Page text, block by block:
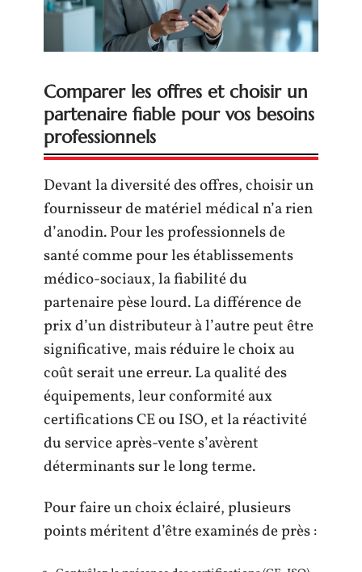
Comparer les offres et choisir un
partenaire fiable pour vos besoins
professionnels
Devant la diversité des offres, choisir un
fournisseur de matériel médical n’a rien
d’anodin. Pour les professionnels de
santé comme pour les établissements
médico-sociaux, la fiabilité du
partenaire pèse lourd. La différence de
prix d’un distributeur à l’autre peut être
significative, mais réduire le choix au
coût serait une erreur. La qualité des
équipements, leur conformité aux
certifications CE ou ISO, et la réactivité
du service après-vente s’avèrent
déterminants sur le long terme.
Pour faire un choix éclairé, plusieurs
points méritent d’être examinés de près :